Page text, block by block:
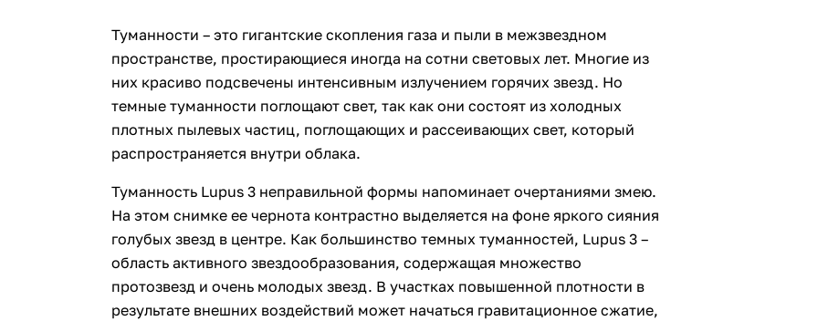
Туманности – это гигантские скопления газа и пыли в межзвездном
пространстве, простирающиеся иногда на сотни световых лет. Многие из
них красиво подсвечены интенсивным излучением горячих звезд. Но
темные туманности поглощают свет, так как они состоят из холодных
плотных пылевых частиц, поглощающих и рассеивающих свет, который
распространяется внутри облака.
Туманность Lupus 3 неправильной формы напоминает очертаниями змею.
На этом снимке ее чернота контрастно выделяется на фоне яркого сияния
голубых звезд в центре. Как большинство темных туманностей, Lupus 3 –
область активного звездообразования, содержащая множество
протозвезд и очень молодых звезд. В участках повышенной плотности в
результате внешних воздействий может начаться гравитационное сжатие,